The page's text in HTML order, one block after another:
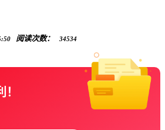
阅读次数： 34534